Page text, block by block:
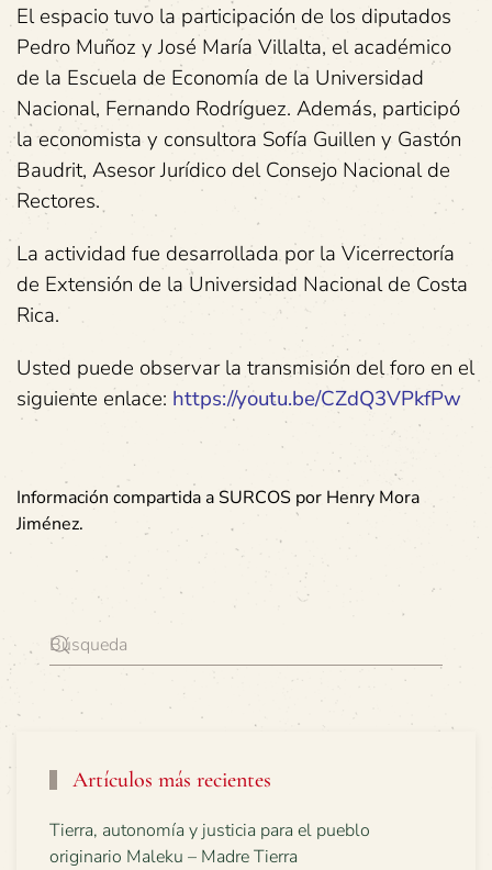
El espacio tuvo la participación de los diputados
Pedro Muñoz y José María Villalta, el académico
de la Escuela de Economía de la Universidad
Nacional, Fernando Rodríguez. Además, participó
la economista y consultora Sofía Guillen y Gastón
Baudrit, Asesor Jurídico del Consejo Nacional de
Rectores.
La actividad fue desarrollada por la Vicerrectoría
de Extensión de la Universidad Nacional de Costa
Rica.
Usted puede observar la transmisión del foro en el
siguiente enlace: https://youtu.be/CZdQ3VPkfPw
Información compartida a SURCOS por Henry Mora
Jiménez.
Artículos más recientes
Tierra, autonomía y justicia para el pueblo
originario Maleku – Madre Tierra